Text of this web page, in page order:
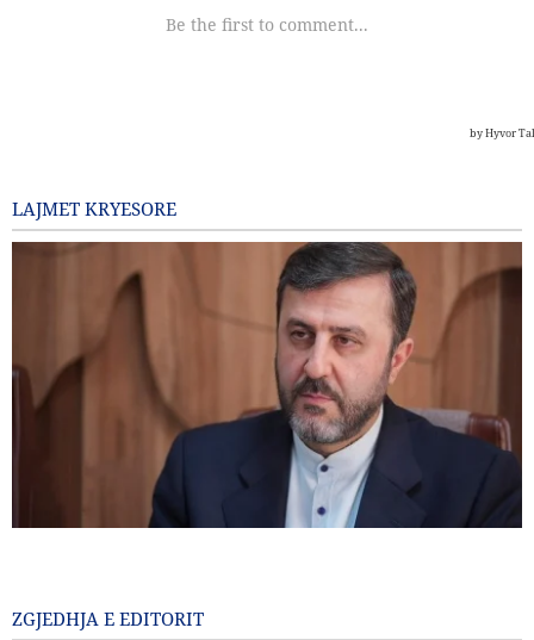
LAJMET KRYESORE
ZGJEDHJA E EDITORIT